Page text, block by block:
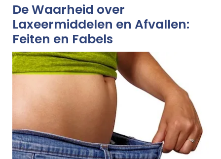
De Waarheid over
Laxeermiddelen en Afvallen:
Feiten en Fabels